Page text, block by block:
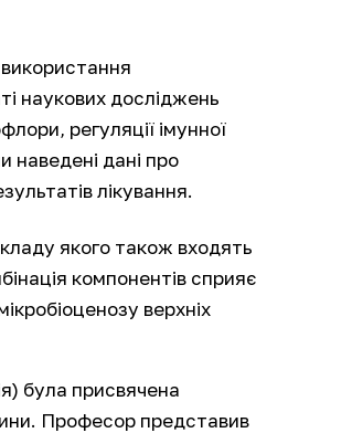
наукових досліджень
регуляції імунної
наведені дані про
лікування.
якого також входять
компонентів сприяє
верхніх
була присвячена
Професор представив